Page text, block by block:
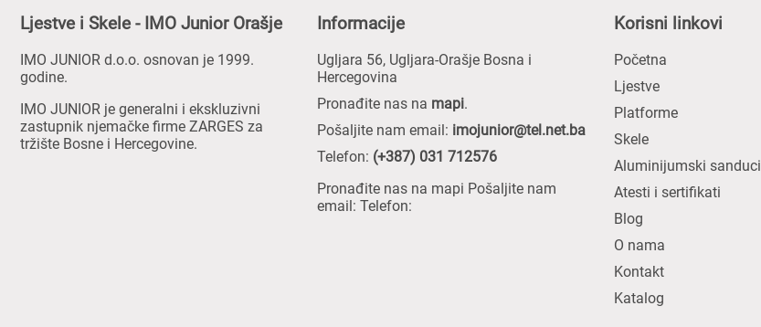
Ljestve i Skele - IMO Junior Orašje
IMO JUNIOR d.o.o. osnovan je 1999.
godine.
IMO JUNIOR je generalni i ekskluzivni
zastupnik njemačke firme ZARGES za
tržište Bosne i Hercegovine.
Informacije
Ugljara 56, Ugljara-Orašje Bosna i
Hercegovina
Pronađite nas na mapi.
Pošaljite nam email: imojunior@tel.net.ba
Telefon: (+387) 031 712576
Pronađite nas na mapi Pošaljite nam
email: Telefon:
Korisni linkovi
Početna
Ljestve
Platforme
Skele
Aluminijumski sanduci
Atesti i sertifikati
Blog
O nama
Kontakt
Katalog